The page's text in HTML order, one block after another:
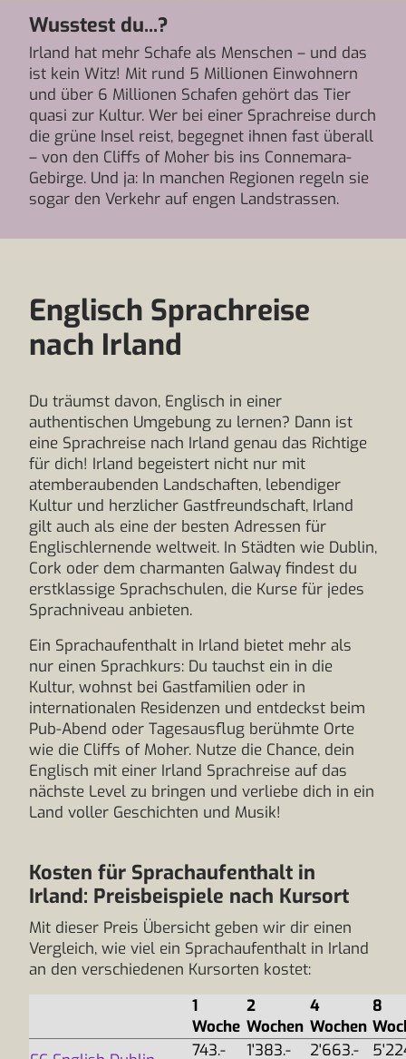
Wusstest du...?
Irland hat mehr Schafe als Menschen – und das
ist kein Witz! Mit rund 5 Millionen Einwohnern
und über 6 Millionen Schafen gehört das Tier
quasi zur Kultur. Wer bei einer Sprachreise durch
die grüne Insel reist, begegnet ihnen fast überall
– von den Cliffs of Moher bis ins Connemara-
Gebirge. Und ja: In manchen Regionen regeln sie
sogar den Verkehr auf engen Landstrassen.
Englisch Sprachreise
nach Irland
Du träumst davon, Englisch in einer
authentischen Umgebung zu lernen? Dann ist
eine Sprachreise nach Irland genau das Richtige
für dich! Irland begeistert nicht nur mit
atemberaubenden Landschaften, lebendiger
Kultur und herzlicher Gastfreundschaft, Irland
gilt auch als eine der besten Adressen für
Englischlernende weltweit. In Städten wie Dublin,
Cork oder dem charmanten Galway findest du
erstklassige Sprachschulen, die Kurse für jedes
Sprachniveau anbieten.
Ein Sprachaufenthalt in Irland bietet mehr als
nur einen Sprachkurs: Du tauchst ein in die
Kultur, wohnst bei Gastfamilien oder in
internationalen Residenzen und entdeckst beim
Pub-Abend oder Tagesausflug berühmte Orte
wie die Cliffs of Moher. Nutze die Chance, dein
Englisch mit einer Irland Sprachreise auf das
nächste Level zu bringen und verliebe dich in ein
Land voller Geschichten und Musik!
Kosten für Sprachaufenthalt in
Irland: Preisbeispiele nach Kursort
Mit dieser Preis Übersicht geben wir dir einen
Vergleich, wie viel ein Sprachaufenthalt in Irland
an den verschiedenen Kursorten kostet:
1
Woche
2
Wochen
4
Wochen
8
743.- 1'383.- 2'663.-